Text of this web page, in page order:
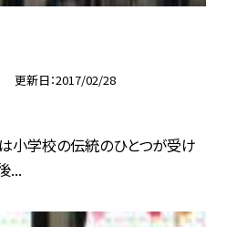
更新日 2017/02/28
は小学校の伝統のひとつが受け
...